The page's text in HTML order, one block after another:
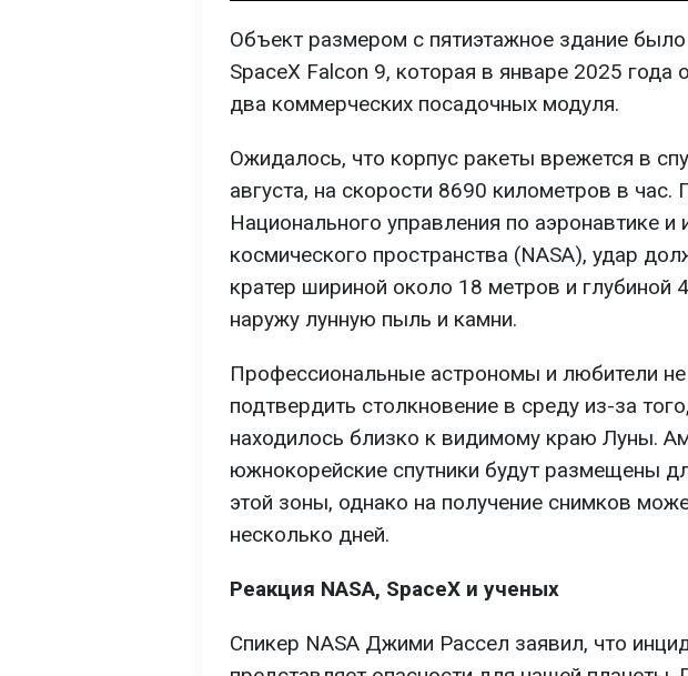
Объект размером с пятиэтажное здание
SpaceX Falcon 9, которая в январе 2025 года
два коммерческих посадочных модуля.
Ожидалось, что корпус ракеты врежется в
августа, на скорости 8690 километров в час.
Национального управления по аэронавтике
космического пространства (NASA), удар
кратер шириной около 18 метров и глубиной
наружу лунную пыль и камни.
Профессиональные астрономы и любители
подтвердить столкновение в среду из-за
находилось близко к видимому краю Луны.
южнокорейские спутники будут размещены
этой зоны, однако на получение снимков
несколько дней.
Реакция NASA, SpaceX и ученых
Спикер NASA Джими Рассел заявил, что